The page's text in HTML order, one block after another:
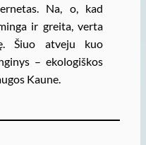
Na, o, kad
ir greita, verta
Šiuo atveju kuo
– ekologiškos
Kaune.